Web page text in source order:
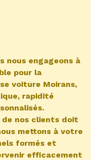
nous engageons à
pour la
voiture Moirans,
rapidité
de nos clients doit
mettons à votre
formés et
efficacement